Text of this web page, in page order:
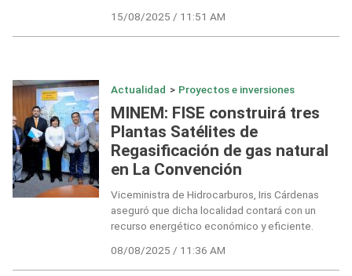
15/08/2025 / 11:51 AM
Actualidad > Proyectos e inversiones
MINEM: FISE construirá tres
Plantas Satélites de
Regasificación de gas natural
en La Convención
Viceministra de Hidrocarburos, Iris Cárdenas
aseguró que dicha localidad contará con un
recurso energético económico y eficiente.
08/08/2025 / 11:36 AM